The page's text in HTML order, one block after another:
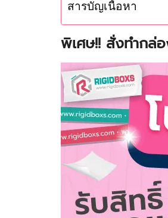
สารบัญเนื้อหา
พิเศษ!! สั่งทำก